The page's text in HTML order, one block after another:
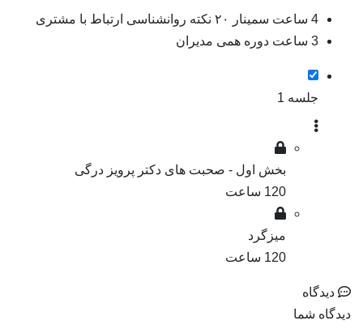
4 ساعت سمینار ۲۰ نکته روانشناسی ارتباط با مشتری
3 ساعت دوره همی مدیران
جلسه 1
بخش اول - صحبت های دکتر پرویز درگی
120 ساعت
میزگرد
120 ساعت
دیدگاه
دیدگاه شما